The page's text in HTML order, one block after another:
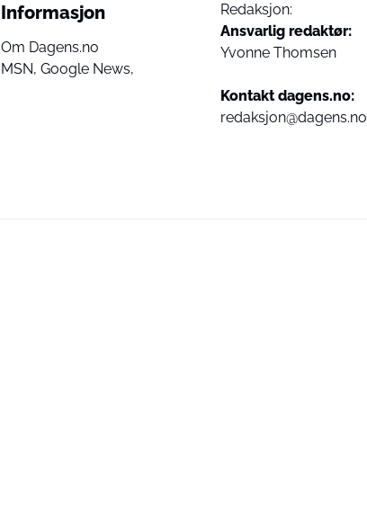
Informasjon
Om Dagens.no
MSN, Google News,
Redaksjon:
Ansvarlig redaktør:
Yvonne Thomsen
Kontakt dagens.no:
redaksjon@dagens.no